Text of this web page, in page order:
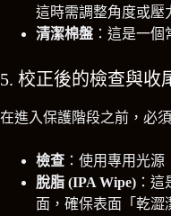
這時需調整角度或壓
清潔棉盤 ：這是一
5. 校正後的檢查與收
在進入保護階段之前，必
檢查 ：使用專用光
脫脂 (IPA Wipe) ：
面，確保表面「乾澀